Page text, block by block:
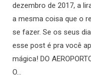
dezembro de 2017, a
a mesma coisa que o
se fazer. Se os seus
esse post é pra você
mágica! DO
O…